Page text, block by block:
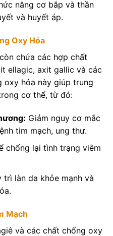
năng cơ bắp và thần
và huyết áp.
Oxy Hóa
còn chứa các hợp chất
ellagic, axit gallic và các
oxy hóa này giúp trung
cơ thể, từ đó:
Giảm nguy cơ mắc
tim mạch, ung thư.
chống lại tình trạng viêm
trì làn da khỏe mạnh và
Mạch
và các chất chống oxy